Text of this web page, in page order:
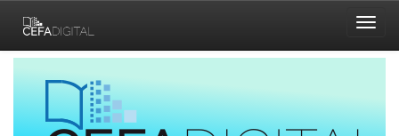
navigation